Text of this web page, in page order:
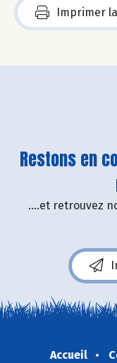
Imprimer
Restons en
....et retrouvez
Accueil